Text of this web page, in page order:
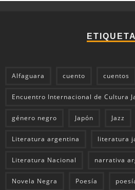
Alfaguara cuento cuentos
Encuentro Internacional de Cultura
género negro Japón Jazz
Literatura argentina literatura
Literatura Nacional narrativa
Novela Negra Poesía